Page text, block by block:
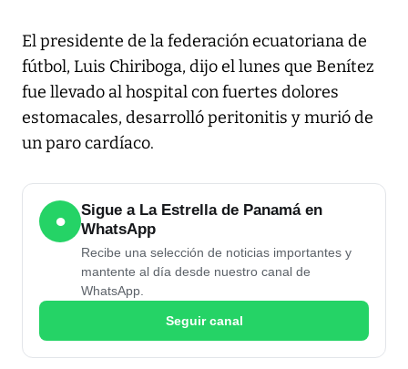
El presidente de la federación ecuatoriana de
fútbol, Luis Chiriboga, dijo el lunes que Benítez
fue llevado al hospital con fuertes dolores
estomacales, desarrolló peritonitis y murió de
un paro cardíaco.
●
Sigue a La Estrella de Panamá en
WhatsApp
Recibe una selección de noticias importantes y
mantente al día desde nuestro canal de
WhatsApp.
Seguir canal